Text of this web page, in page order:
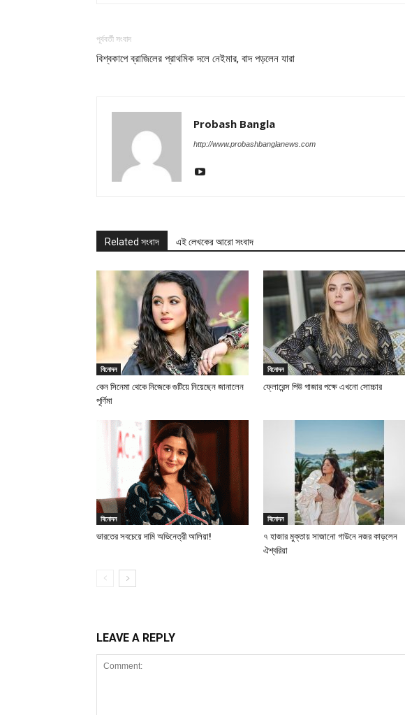
পূর্ববর্তী সংবাদ
বিশ্বকাপে ব্রাজিলের প্রাথমিক দলে নেইমার, বাদ পড়লেন যারা
Probash Bangla
http://www.probashbanglanews.com
Related সংবাদ এই লেখকের আরো সংবাদ
বিনোদন
কেন সিনেমা থেকে নিজেকে গুটিয়ে নিয়েছেন জানালেন
পূর্ণিমা
বিনোদন
ফ্লোরেন্স পিউ গাজার পক্ষে এখনো সোচ্চার
বিনোদন
ভারতের সবচেয়ে দামি অভিনেত্রী আলিয়া!
বিনোদন
৭ হাজার মুক্তায় সাজানো গাউনে নজর কাড়লেন
ঐশ্বরিয়া
LEAVE A REPLY